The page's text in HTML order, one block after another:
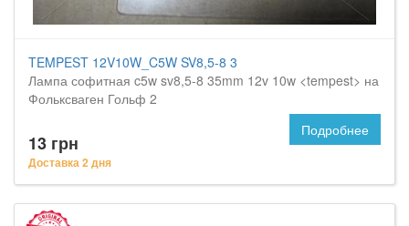
TEMPEST 12V10W_C5W SV8,5-8 3
Лампа софитная c5w sv8,5-8 35mm 12v 10w <tempest> на
Фольксваген Гольф 2
13 грн
Доставка 2 дня
Подробнее